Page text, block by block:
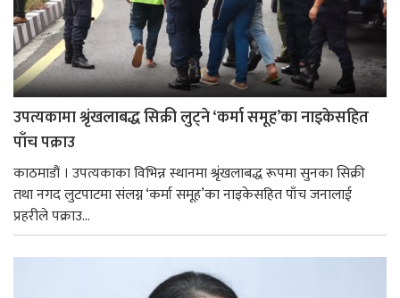
उपत्यकामा श्रृंखलाबद्ध सिक्री लुट्ने ‘कर्मा समूह’का नाइकेसहित
पाँच पक्राउ
काठमाडौं । उपत्यकाका विभिन्न स्थानमा श्रृंखलाबद्ध रूपमा सुनका सिक्री
तथा नगद लुटपाटमा संलग्न ‘कर्मा समूह’का नाइकेसहित पाँच जनालाई
प्रहरीले पक्राउ...